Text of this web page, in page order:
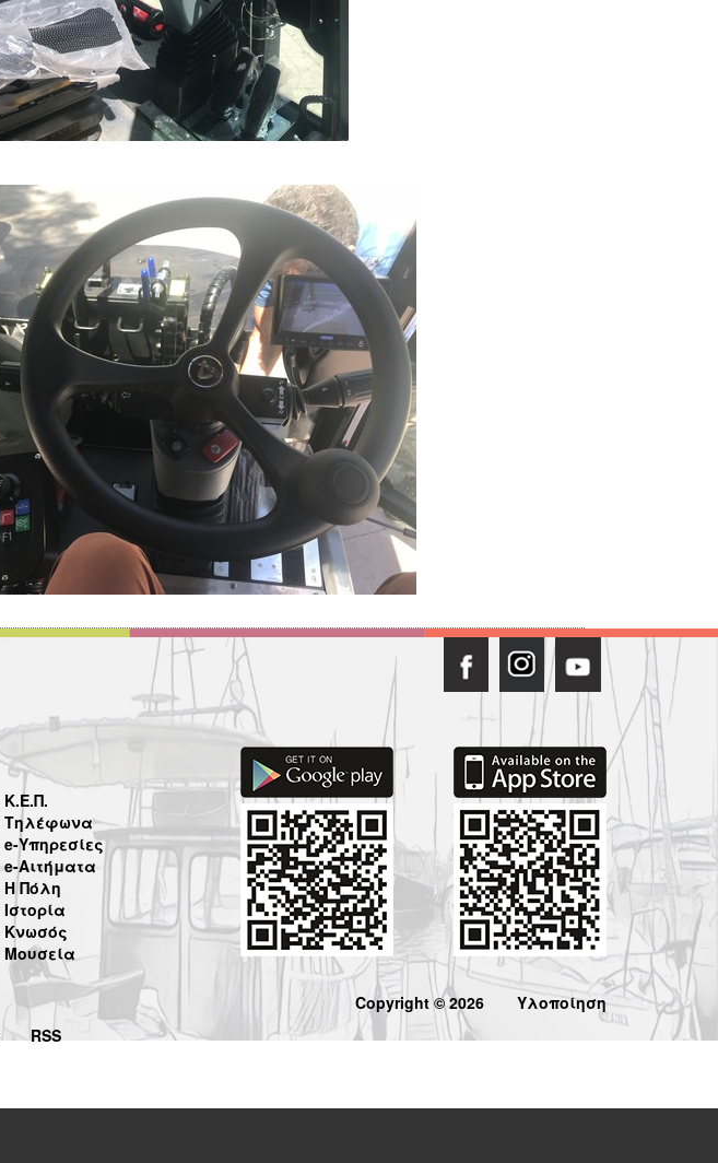
Κ.Ε.Π.
Τηλέφωνα
e-Υπηρεσίες
e-Αιτήματα
Η Πόλη
Ιστορία
Κνωσός
Μουσεία
RSS
Copyright © 2026 Υλοποίηση